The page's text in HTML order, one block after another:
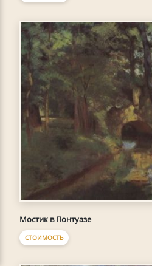
Мостик в Понтуазе
СТОИМОСТЬ